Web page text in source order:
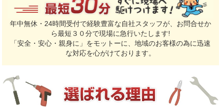
年中無休・24時間受付で経験豊富な自社スタッフが、お問合せか
ら最短３０分で現場に急行いたします!
「安全・安心・親身に」をモットーに、地域のお客様の為に迅速
な対応を心がけております。